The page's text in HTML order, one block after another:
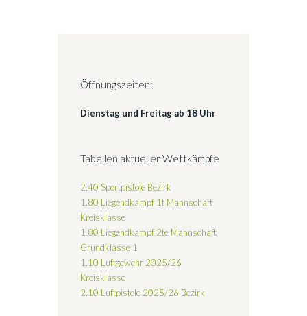
Öffnungszeiten:
Dienstag und Freitag ab 18 Uhr
Tabellen aktueller Wettkämpfe
2.40 Sportpistole Bezirk
1.80 Liegendkampf 1t Mannschaft
Kreisklasse
1.80 Liegendkampf 2te Mannschaft
Grundklasse 1
1.10 Luftgewehr 2025/26
Kreisklasse
2.10 Luftpistole 2025/26 Bezirk